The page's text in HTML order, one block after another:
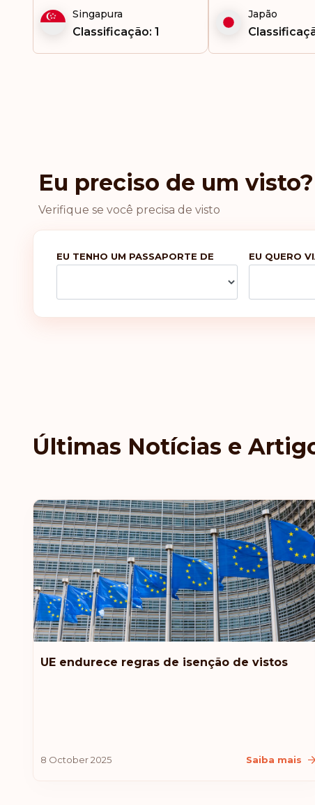
Singapura
Classificação: 1
Japão
Eu preciso de um visto?
Verifique se você precisa de visto
EU TENHO UM PASSAPORTE DE EU QUERO
Últimas Notícias e
UE endurece regras de isenção de vistos
8 October 2025 Saiba mais